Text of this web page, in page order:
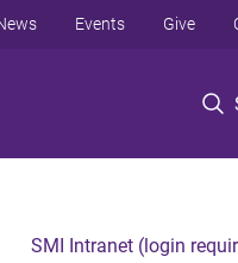
Events Give
SMI Intranet (login